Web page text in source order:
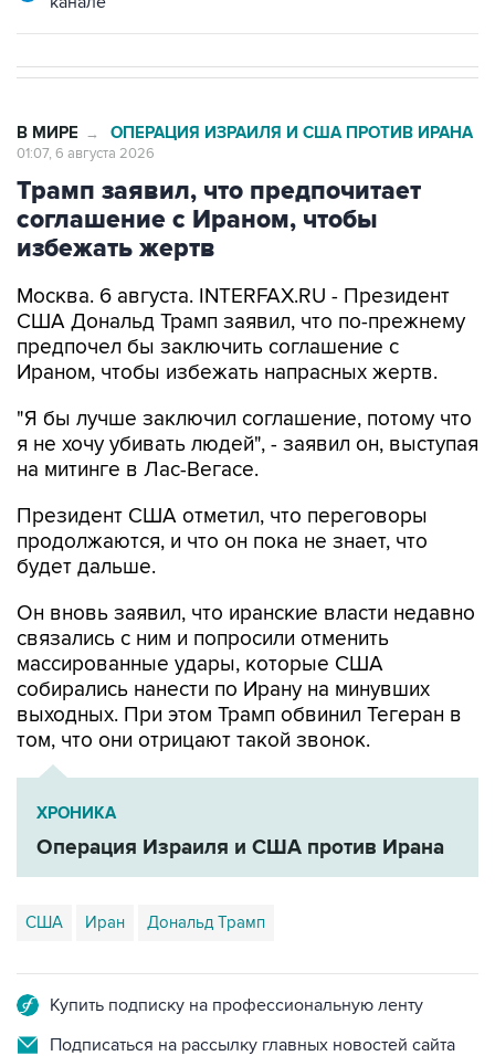
В МИРЕ → ОПЕРАЦИЯ ИЗРАИЛЯ И США ПРОТИВ ИРАНА
01:07, 6 августа 2026
Трамп заявил, что предпочитает
соглашение с Ираном, чтобы
избежать жертв
Москва. 6 августа. INTERFAX.RU - Президент
США Дональд Трамп заявил, что по-прежнему
предпочел бы заключить соглашение с
Ираном, чтобы избежать напрасных жертв.
"Я бы лучше заключил соглашение, потому что
я не хочу убивать людей", - заявил он, выступая
на митинге в Лас-Вегасе.
Президент США отметил, что переговоры
продолжаются, и что он пока не знает, что
будет дальше.
Он вновь заявил, что иранские власти недавно
связались с ним и попросили отменить
массированные удары, которые США
собирались нанести по Ирану на минувших
выходных. При этом Трамп обвинил Тегеран в
том, что они отрицают такой звонок.
ХРОНИКА
Операция Израиля и США против Ирана
США Иран Дональд Трамп
Купить подписку на профессиональную ленту
Подписаться на рассылку главных новостей сайта